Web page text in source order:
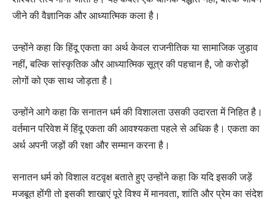
जीने की वैज्ञानिक और आध्यात्मिक कला है।
उन्होंने कहा कि हिंदू एकता का अर्थ केवल राजनीतिक या सामाजिक जुड़ाव
नहीं, बल्कि सांस्कृतिक और आध्यात्मिक सूत्र की पहचान है, जो करोड़ों
लोगों को एक साथ जोड़ता है।
उन्होंने आगे कहा कि सनातन धर्म की विशालता उसकी उदारता में निहित है।
वर्तमान परिवेश में हिंदू एकता की आवश्यकता पहले से अधिक है। एकता का
अर्थ अपनी जड़ों की रक्षा और सम्मान करना है।
सनातन धर्म को विशाल वटवृक्ष बताते हुए उन्होंने कहा कि यदि इसकी जड़ें
मजबूत होंगी तो इसकी शाखाएं पूरे विश्व में मानवता, शांति और प्रेम का संदेश